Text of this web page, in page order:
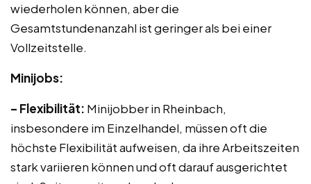
wiederholen können, aber die
Gesamtstundenanzahl ist geringer als bei einer
Vollzeitstelle.
Minijobs:
– Flexibilität: Minijobber in Rheinbach,
insbesondere im Einzelhandel, müssen oft die
höchste Flexibilität aufweisen, da ihre Arbeitszeiten
stark variieren können und oft darauf ausgerichtet